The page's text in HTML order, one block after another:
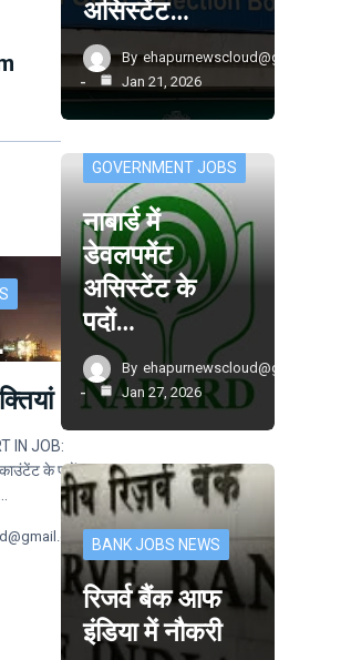
IN JOB:
के पदों
असिस्टेंट…
By ehapurnewscloud@gmail.com
Jan 21, 2026
GOVERNMENT JOBS
नाबार्ड में
डेवलपमेंट
असिस्टेंट के
पदों…
By ehapurnewscloud@gmail.com
Jan 27, 2026
BANK JOBS NEWS
रिजर्व बैंक आफ
इंडिया में नौकरी